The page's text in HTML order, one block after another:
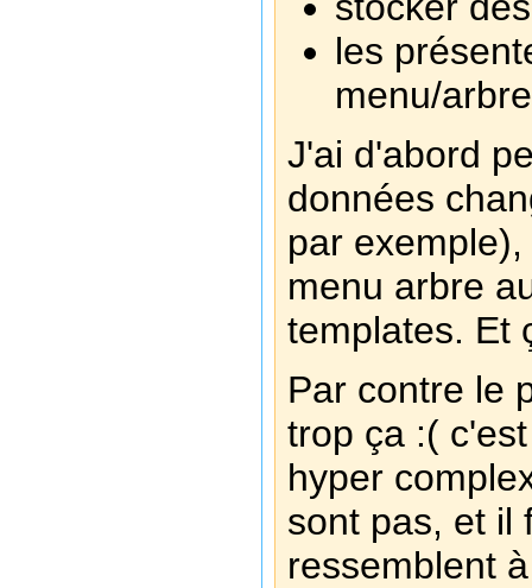
les
menu/
J'ai d'abord
données
par
menu arbre
templates. Et
Par contre le
trop ça :(
hyper
sont pas, et il
ressemblent